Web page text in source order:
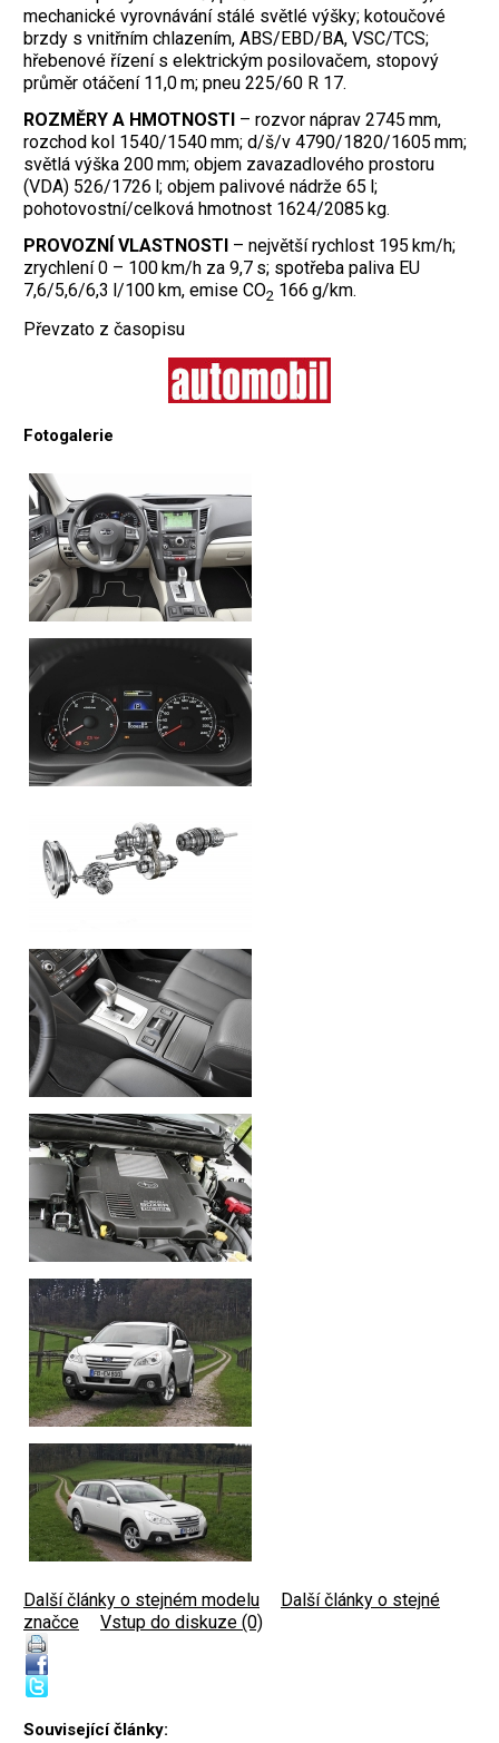
mechanické vyrovnávání stálé světlé výšky; kotoučové
brzdy s vnitřním chlazením, ABS/EBD/BA, VSC/TCS;
hřebenové řízení s elektrickým posilovačem, stopový
průměr otáčení 11,0 m; pneu 225/60 R 17.
ROZMĚRY A HMOTNOSTI – rozvor náprav 2745 mm,
rozchod kol 1540/1540 mm; d/š/v 4790/1820/1605 mm;
světlá výška 200 mm; objem zavazadlového prostoru
(VDA) 526/1726 l; objem palivové nádrže 65 l;
pohotovostní/celková hmotnost 1624/2085 kg.
PROVOZNÍ VLASTNOSTI – největší rychlost 195 km/h;
zrychlení 0 – 100 km/h za 9,7 s; spotřeba paliva EU
7,6/5,6/6,3 l/100 km, emise CO2 166 g/km.
Převzato z časopisu
Fotogalerie
Další články o stejném modelu
Další články o stejné
značce
Vstup do diskuze (0)
Související články: